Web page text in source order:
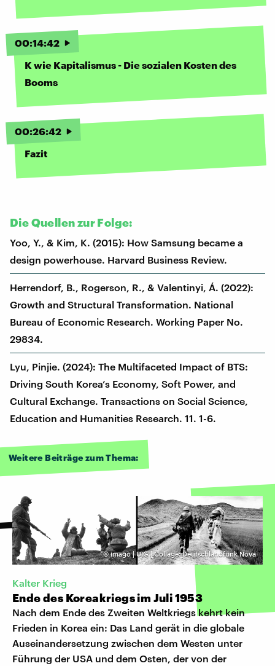
00:14:42
K wie Kapitalismus - Die sozialen Kosten des
Booms
00:26:42
Fazit
Die Quellen zur Folge:
Yoo, Y., & Kim, K. (2015): How Samsung became a
design powerhouse. Harvard Business Review.
Herrendorf, B., Rogerson, R., & Valentinyi, Á. (2022):
Growth and Structural Transformation. National
Bureau of Economic Research. Working Paper No.
29834.
Lyu, Pinjie. (2024): The Multifaceted Impact of BTS:
Driving South Korea’s Economy, Soft Power, and
Cultural Exchange. Transactions on Social Science,
Education and Humanities Research. 11. 1-6.
Weitere Beiträge zum Thema:
©imago | UIG | Collage: Deutschlandfunk Nova
Kalter Krieg
Ende des Koreakriegs im Juli 1953
Nach dem Ende des Zweiten Weltkriegs kehrt kein
Frieden in Korea ein: Das Land gerät in die globale
Auseinandersetzung zwischen dem Westen unter
Führung der USA und dem Osten, der von der